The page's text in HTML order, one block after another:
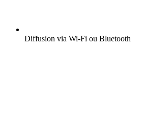
Diffusion via Wi-Fi ou Bluetooth